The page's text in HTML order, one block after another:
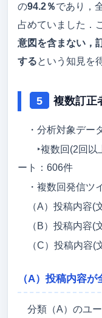
の94.2％であり，
占めていました．
意図を含まない，
するという知見を
複数訂正
・分析対象デー
‣複数回(2回以
ート：606件
・複数回発信ツ
（A）投稿内容(
（B）投稿内容(
（C）投稿内容
（A）投稿内容
分類（A）のユ